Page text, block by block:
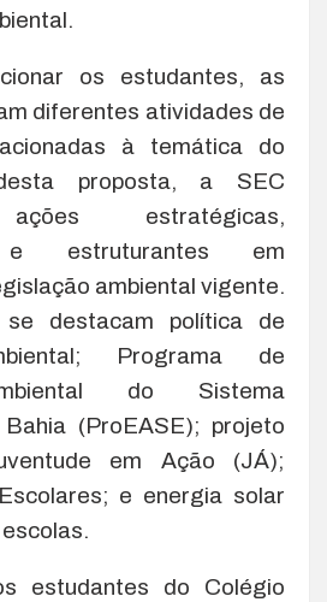
os estudantes, as
diferentes atividades de
à temática do
proposta, a SEC
estratégicas,
e estruturantes em
ambiental vigente.
se destacam política de
Programa de
do Sistema
(ProEASE); projeto
em Ação (JÁ);
e energia solar
estudantes do Colégio